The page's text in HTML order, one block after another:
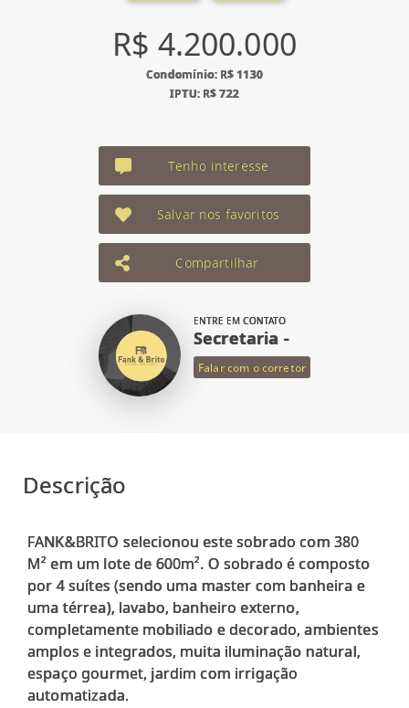
R$ 4.200.000
Condomínio: R$ 1130
IPTU: R$ 722
Tenho interesse
Salvar nos favoritos
Compartilhar
ENTRE EM CONTATO
Secretaria -
Falar com o corretor
Descrição
FANK&BRITO selecionou este sobrado com 380
M² em um lote de 600m². O sobrado é composto
por 4 suítes (sendo uma master com banheira e
uma térrea), lavabo, banheiro externo,
completamente mobiliado e decorado, ambientes
amplos e integrados, muita iluminação natural,
espaço gourmet, jardim com irrigação
automatizada.